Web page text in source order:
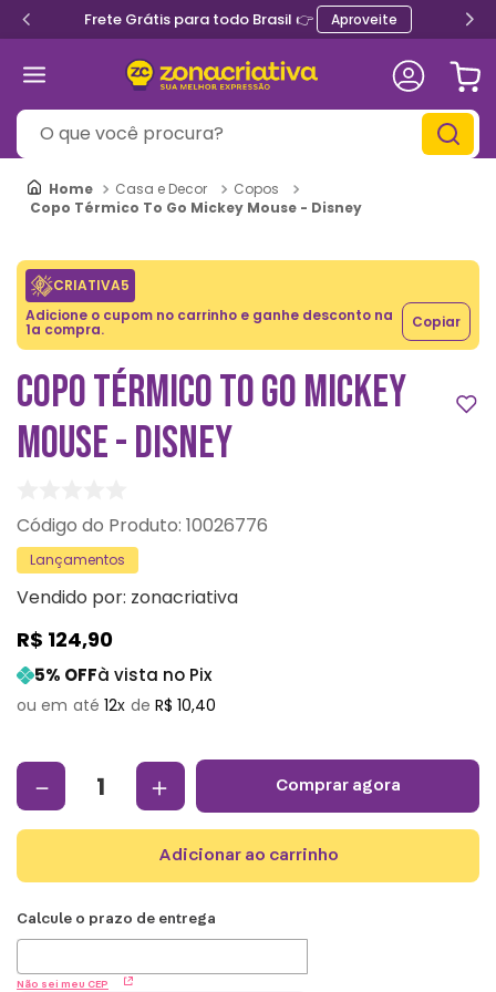
Frete Grátis para todo Brasil 👉 Aproveite
O que você procura?
Casa e Decor
Copos
Copo Térmico To Go Mickey Mouse - Disney
CRIATIVA5
Adicione o cupom no carrinho e ganhe desconto na
1a compra. Copiar
COPO TÉRMICO TO GO MICKEY
MOUSE - DISNEY
: 10026776
Lançamentos
Vendido por: zonacriativa
R$ 124,90
5% OFFà vista no Pix
12 R$ 10,40
＋
－ comprar agora
adicionar ao carrinho
Não sei meu CEP